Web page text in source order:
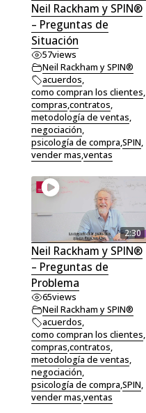
Neil Rackham y SPIN®
– Preguntas de
Situación
57views
Neil Rackham y SPIN®
acuerdos,
como compran los clientes,
compras,contratos,
metodología de ventas,
negociación,
psicología de compra,SPIN,
vender mas,ventas
2:30
Neil Rackham y SPIN®
– Preguntas de
Problema
65views
Neil Rackham y SPIN®
acuerdos,
como compran los clientes,
compras,contratos,
metodología de ventas,
negociación,
psicología de compra,SPIN,
vender mas,ventas